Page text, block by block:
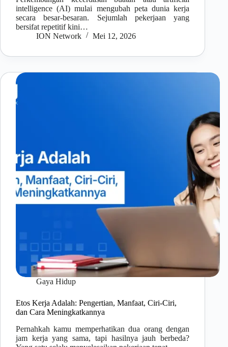
intelligence (AI) mulai mengubah peta dunia kerja
secara besar-besaran. Sejumlah pekerjaan yang
bersifat repetitif kini…
ION Network
Mei 12, 2026
Gaya Hidup
Etos Kerja Adalah: Pengertian, Manfaat, Ciri-Ciri,
dan Cara Meningkatkannya
Pernahkah kamu memperhatikan dua orang dengan
jam kerja yang sama, tapi hasilnya jauh berbeda?